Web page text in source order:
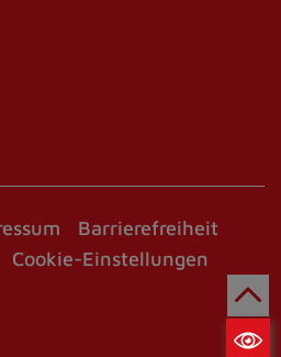
Barrierefreiheit
Cookie-Einstellungen